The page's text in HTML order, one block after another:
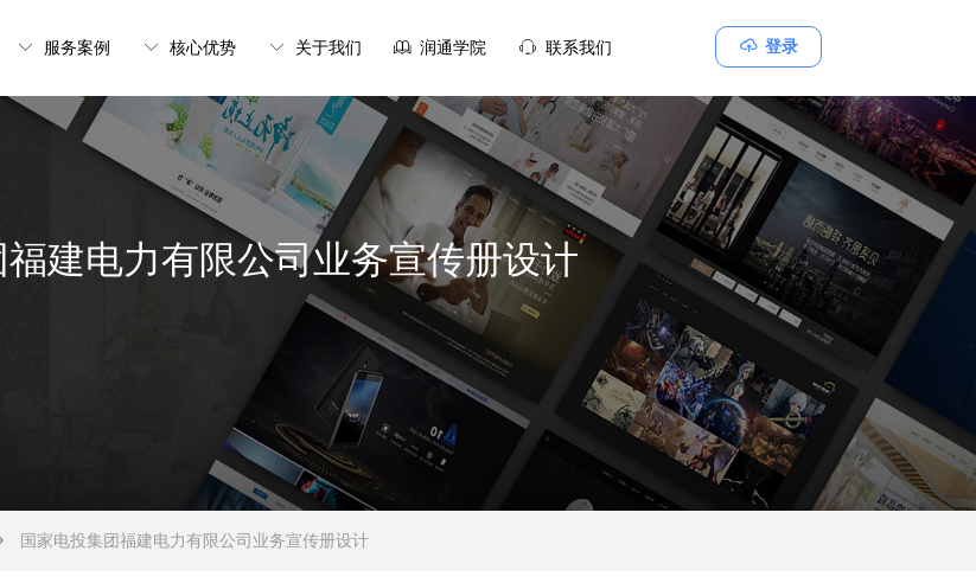
ꁶ 登录
ꀅ 服务案例 ꀅ 核心优势 ꀅ 关于我们 ꁡ 润通学院 ꁱ 联系我们
国家电投集团福建电力有限公司业务宣传册设计
建电力有限公司业务宣传册设计